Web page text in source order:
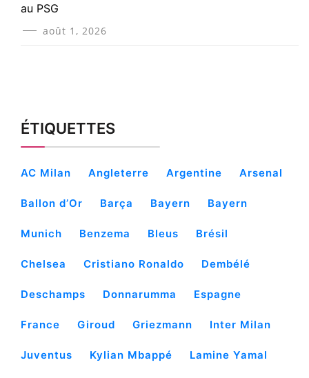
au PSG
août 1, 2026
ÉTIQUETTES
AC Milan Angleterre Argentine Arsenal
Ballon d’Or Barça Bayern Bayern
Munich Benzema Bleus Brésil
Chelsea Cristiano Ronaldo Dembélé
Deschamps Donnarumma Espagne
France Giroud Griezmann Inter Milan
Juventus Kylian Mbappé Lamine Yamal